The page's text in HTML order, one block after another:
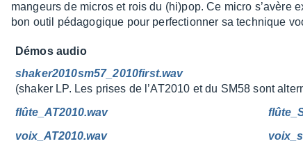
mangeurs de micros et rois du (hi)pop. Ce micro s’avère
bon outil péda­go­gique pour perfec­tion­ner sa tech­nique
Démos audio
shaker2010sm57_2010­first.wav
(shaker LP. Les prises de l’AT2010 et du SM58 sont
flûte_AT2010.wav
voix_AT2010.wav